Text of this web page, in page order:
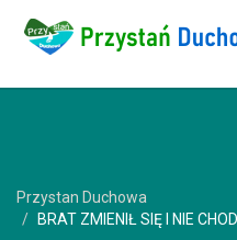
Przystan Duchowa
BRAT ZMIENIŁ SIĘ I NIE